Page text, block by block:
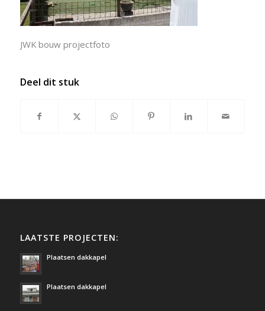
JWK bouw projectfoto
Deel dit stuk
LAATSTE PROJECTEN:
Plaatsen dakkapel
Plaatsen dakkapel